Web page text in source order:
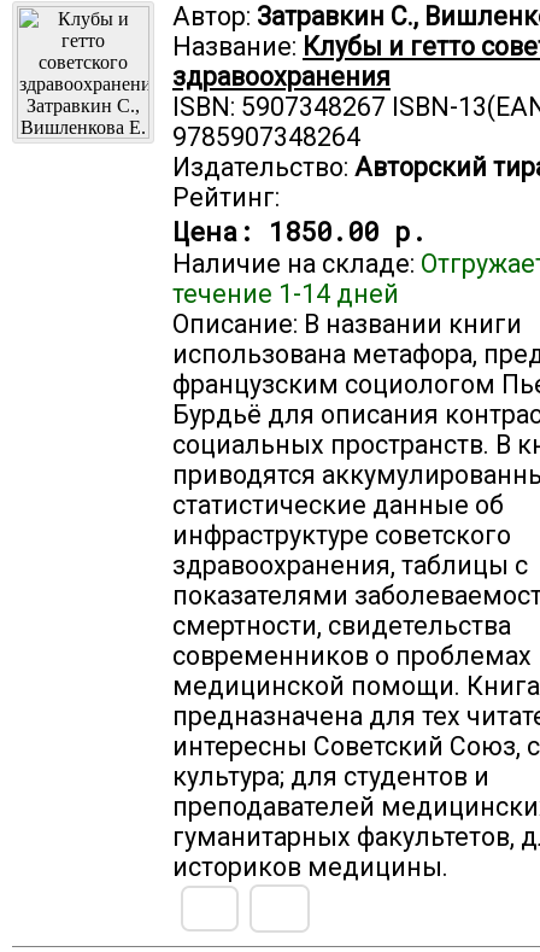
Автор: Затравкин С.,
Название: Клубы и гетто
здравоохранения
ISBN: 5907348267 ISBN-
9785907348264
Издательство: Авторский
Рейтинг:
Цена: 1850.00 р.
Наличие на складе:
течение 1-14 дней
Описание: В названии книги
использована метафора,
французским социологом
Бурдьё для описания
социальных пространств. В
приводятся
статистические данные об
инфраструктуре советского
здравоохранения, таблицы с
показателями
смертности, свидетельства
современников о проблемах
медицинской помощи. Книга
предназначена для тех
интересны Советский Союз,
культура; для студентов и
преподавателей
гуманитарных факультетов,
историков медицины.